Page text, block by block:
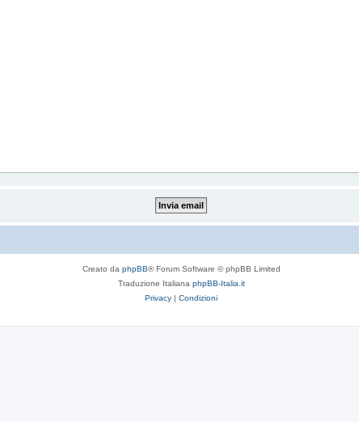
Creato da phpBB® Forum Software © phpBB Limited
Traduzione Italiana phpBB-Italia.it
Privacy | Condizioni